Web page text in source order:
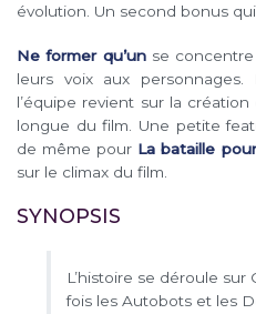
évolution. Un second bonus
Ne former qu’unse concentre
leurs voix aux personnages.
l’équipe revient sur la
longue du film. Une petite
de même pour La bataille
sur le climax du film.
SYNOPSIS
L’histoire se déroule sur
fois les Autobots et les